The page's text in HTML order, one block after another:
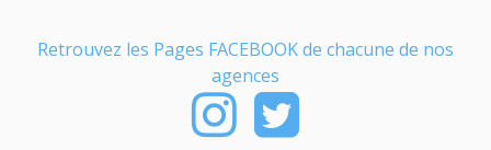
Retrouvez les Pages FACEBOOK de chacune de nos
agences